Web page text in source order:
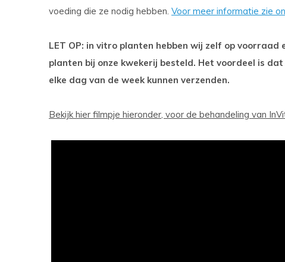
voeding die ze nodig hebben. Voor meer informatie zie
LET OP: in vitro planten hebben wij zelf op voorraad
planten bij onze kwekerij besteld. Het voordeel is
elke dag van de week kunnen verzenden.
Bekijk hier filmpje hieronder, voor de behandeling van